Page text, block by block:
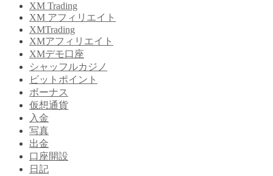
XM Trading
XM アフィリエイト
XMTrading
XMアフィリエイト
XMデモ口座
シャッフルカジノ
ビットポイント
ボーナス
仮想通貨
入金
写真
出金
口座開設
日記